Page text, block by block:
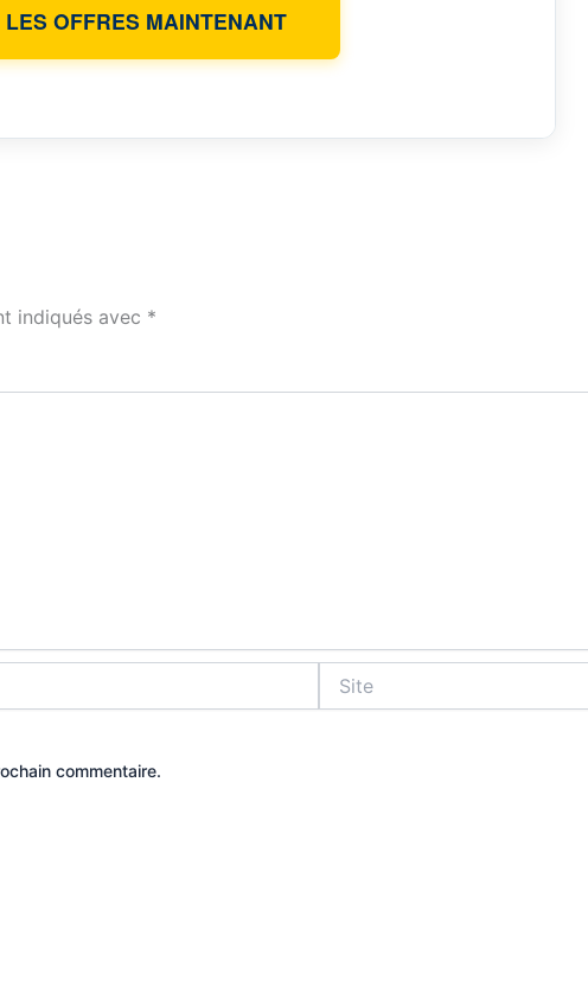
OFFRES MAINTENANT
indiqués avec *
commentaire.